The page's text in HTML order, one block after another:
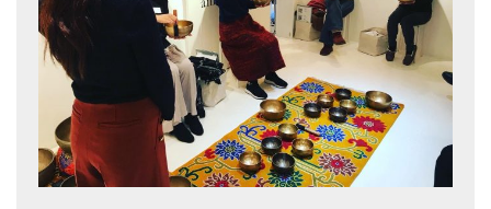
オンラインショップ
カートを見る
商品一覧
アマナマナのシンギングボウル
チベット・シンギングボウル